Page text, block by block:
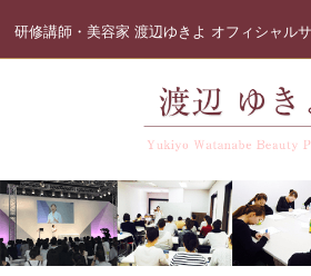
研修講師・美容家 渡辺ゆきよ オフィシャル